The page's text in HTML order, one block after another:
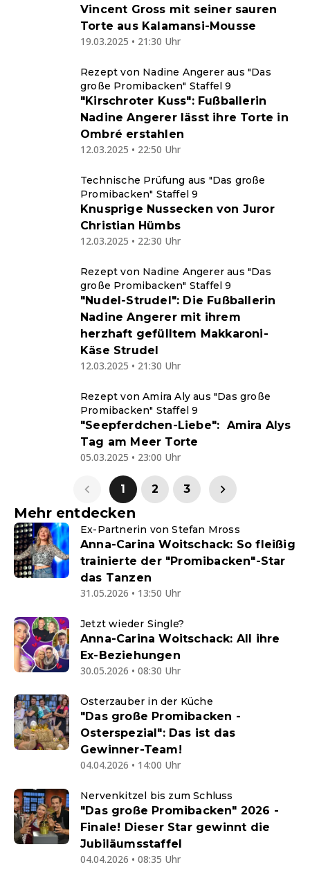
Vincent Gross mit seiner sauren
Torte aus Kalamansi-Mousse
19.03.2025 • 21:30 Uhr
Rezept von Nadine Angerer aus "Das
große Promibacken" Staffel 9
"Kirschroter Kuss": Fußballerin
Nadine Angerer lässt ihre Torte in
Ombré erstahlen
12.03.2025 • 22:50 Uhr
Technische Prüfung aus "Das große
Promibacken" Staffel 9
Knusprige Nussecken von Juror
Christian Hümbs
12.03.2025 • 22:30 Uhr
Rezept von Nadine Angerer aus "Das
große Promibacken" Staffel 9
"Nudel-Strudel": Die Fußballerin
Nadine Angerer mit ihrem
herzhaft gefülltem Makkaroni-
Käse Strudel
12.03.2025 • 21:30 Uhr
Rezept von Amira Aly aus "Das große
Promibacken" Staffel 9
"Seepferdchen-Liebe": Amira Alys
Tag am Meer Torte
05.03.2025 • 23:00 Uhr
1 2 3
Mehr entdecken
Ex-Partnerin von Stefan Mross
Anna-Carina Woitschack: So fleißig
trainierte der "Promibacken"-Star
das Tanzen
31.05.2026 • 13:50 Uhr
Jetzt wieder Single?
Anna-Carina Woitschack: All ihre
Ex-Beziehungen
30.05.2026 • 08:30 Uhr
Osterzauber in der Küche
"Das große Promibacken -
Osterspezial": Das ist das
Gewinner-Team!
04.04.2026 • 14:00 Uhr
Nervenkitzel bis zum Schluss
"Das große Promibacken" 2026 -
Finale! Dieser Star gewinnt die
Jubiläumsstaffel
04.04.2026 • 08:35 Uhr